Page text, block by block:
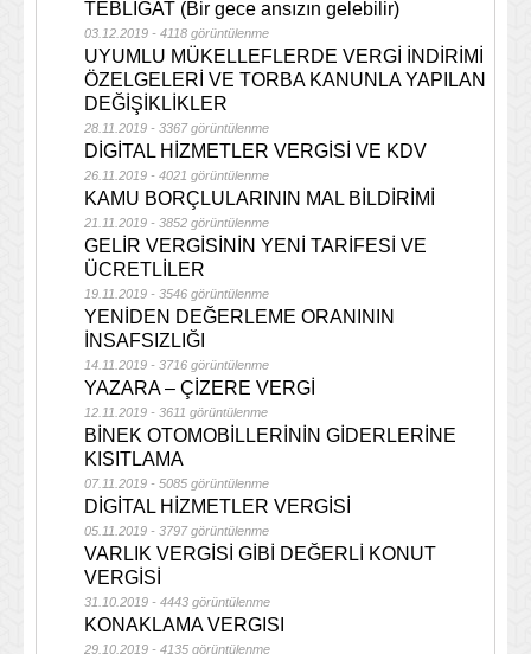
TEBLİGAT (Bir gece ansızın gelebilir)
03.12.2019 - 4118 görüntülenme
UYUMLU MÜKELLEFLERDE VERGİ İNDİRİMİ
ÖZELGELERİ VE TORBA KANUNLA YAPILAN
DEĞİŞİKLİKLER
28.11.2019 - 3367 görüntülenme
DİGİTAL HİZMETLER VERGİSİ VE KDV
26.11.2019 - 4021 görüntülenme
KAMU BORÇLULARININ MAL BİLDİRİMİ
21.11.2019 - 3852 görüntülenme
GELİR VERGİSİNİN YENİ TARİFESİ VE
ÜCRETLİLER
19.11.2019 - 3546 görüntülenme
YENİDEN DEĞERLEME ORANININ
İNSAFSIZLIĞI
14.11.2019 - 3716 görüntülenme
YAZARA – ÇİZERE VERGİ
12.11.2019 - 3611 görüntülenme
BİNEK OTOMOBİLLERİNİN GİDERLERİNE
KISITLAMA
07.11.2019 - 5085 görüntülenme
DİGİTAL HİZMETLER VERGİSİ
05.11.2019 - 3797 görüntülenme
VARLIK VERGİSİ GİBİ DEĞERLİ KONUT
VERGİSİ
31.10.2019 - 4443 görüntülenme
KONAKLAMA VERGISI
29.10.2019 - 4135 görüntülenme